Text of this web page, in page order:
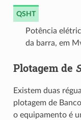
QSHT
Potência
da barra, em
Plotagem de
Existem duas
plotagem de Banco
o equipamento é